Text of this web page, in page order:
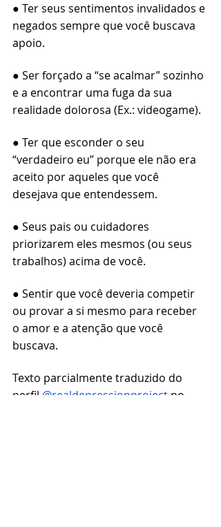
● Ter seus sentimentos invalidados e
negados sempre que você buscava
apoio.
● Ser forçado a “se acalmar” sozinho
e a encontrar uma fuga da sua
realidade dolorosa (Ex.: videogame).
● Ter que esconder o seu
“verdadeiro eu” porque ele não era
aceito por aqueles que você
desejava que entendessem.
● Seus pais ou cuidadores
priorizarem eles mesmos (ou seus
trabalhos) acima de você.
● Sentir que você deveria competir
ou provar a si mesmo para receber
o amor e a atenção que você
buscava.
Texto parcialmente traduzido do
perfil @realdepressionproject no